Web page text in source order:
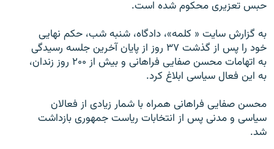
به ما بپیوندید
زبان‌های دیگر
حبس تعزيری محکوم شده است.
به گزارش سايت « کلمه»، دادگاه، شنبه شب، حکم نهايی
خود را پس از گذشت ۳۷ روز از پايان آخرين جلسه رسيدگی
به اتهامات محسن صفايی فراهانی و بيش از ۲۰۰ روز زندان،
به اين فعال سياسی ابلاغ کرد.
محسن صفايی فراهانی همراه با شمار زيادی از فعالان
سياسی و مدنی پس از انتخابات رياست جمهوری بازداشت
شد.